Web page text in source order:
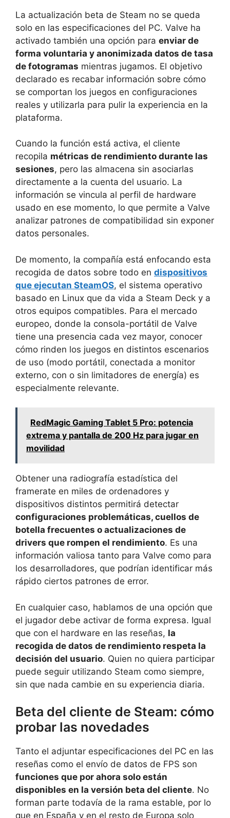
La actualización beta de Steam no se queda
solo en las especificaciones del PC. Valve ha
activado también una opción para enviar de
forma voluntaria y anonimizada datos de tasa
de fotogramas mientras jugamos. El objetivo
declarado es recabar información sobre cómo
se comportan los juegos en configuraciones
reales y utilizarla para pulir la experiencia en la
plataforma.
Cuando la función está activa, el cliente
recopila métricas de rendimiento durante las
sesiones, pero las almacena sin asociarlas
directamente a la cuenta del usuario. La
información se vincula al perfil de hardware
usado en ese momento, lo que permite a Valve
analizar patrones de compatibilidad sin exponer
datos personales.
De momento, la compañía está enfocando esta
recogida de datos sobre todo en dispositivos
que ejecutan SteamOS, el sistema operativo
basado en Linux que da vida a Steam Deck y a
otros equipos compatibles. Para el mercado
europeo, donde la consola-portátil de Valve
tiene una presencia cada vez mayor, conocer
cómo rinden los juegos en distintos escenarios
de uso (modo portátil, conectada a monitor
externo, con o sin limitadores de energía) es
especialmente relevante.
RedMagic Gaming Tablet 5 Pro: potencia
extrema y pantalla de 200 Hz para jugar en
movilidad
Obtener una radiografía estadística del
framerate en miles de ordenadores y
dispositivos distintos permitirá detectar
configuraciones problemáticas, cuellos de
botella frecuentes o actualizaciones de
drivers que rompen el rendimiento. Es una
información valiosa tanto para Valve como para
los desarrolladores, que podrían identificar más
rápido ciertos patrones de error.
En cualquier caso, hablamos de una opción que
el jugador debe activar de forma expresa. Igual
que con el hardware en las reseñas, la
recogida de datos de rendimiento respeta la
decisión del usuario. Quien no quiera participar
puede seguir utilizando Steam como siempre,
sin que nada cambie en su experiencia diaria.
Beta del cliente de Steam: cómo
probar las novedades
Tanto el adjuntar especificaciones del PC en las
reseñas como el envío de datos de FPS son
funciones que por ahora solo están
disponibles en la versión beta del cliente. No
forman parte todavía de la rama estable, por lo
que en España y en el resto de Europa solo